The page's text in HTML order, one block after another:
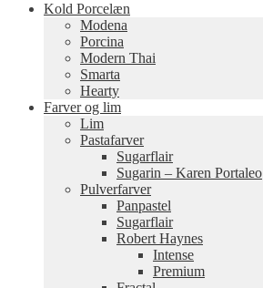
Kold Porcelæn
Modena
Porcina
Modern Thai
Smarta
Hearty
Farver og lim
Lim
Pastafarver
Sugarflair
Sugarin – Karen Portaleo
Pulverfarver
Panpastel
Sugarflair
Robert Haynes
Intense
Premium